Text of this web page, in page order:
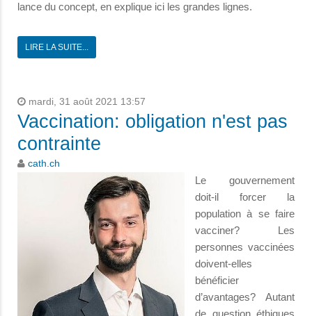
lance du concept, en explique ici les grandes lignes.
LIRE LA SUITE...
mardi, 31 août 2021 13:57
Vaccination: obligation n'est pas
contrainte
cath.ch
Le gouvernement
doit-il forcer la
population à se faire
vacciner? Les
personnes vaccinées
doivent-elles
bénéficier
d’avantages? Autant
de question éthiques